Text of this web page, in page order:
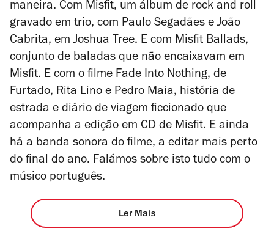
maneira. Com Misfit, um álbum de rock and roll
gravado em trio, com Paulo Segadães e João
Cabrita, em Joshua Tree. E com Misfit Ballads,
conjunto de baladas que não encaixavam em
Misfit. E com o filme Fade Into Nothing, de
Furtado, Rita Lino e Pedro Maia, história de
estrada e diário de viagem ficcionado que
acompanha a edição em CD de Misfit. E ainda
há a banda sonora do filme, a editar mais perto
do final do ano. Falámos sobre isto tudo com o
músico português.
Ler Mais